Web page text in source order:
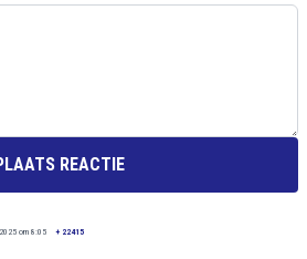
REACTIE
om 8:05 + 22415